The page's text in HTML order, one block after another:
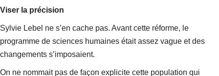
Viser la précision
Sylvie Lebel ne s’en cache pas. Avant cette réforme, le
programme de sciences humaines était assez vague et des
changements s’imposaient.
On ne nommait pas de façon explicite cette population qui